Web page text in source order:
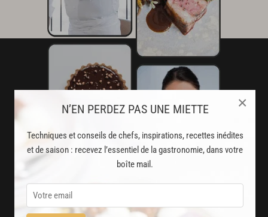
N’EN PERDEZ PAS UNE MIETTE
Techniques et conseils de chefs, inspirations, recettes inédites
et de saison : recevez l’essentiel de la gastronomie, dans votre
boîte mail.
×